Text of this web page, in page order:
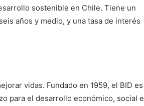
sostenible en Chile. Tiene un
años y medio, y una tasa de interés
vidas. Fundado en 1959, el BID es
para el desarrollo económico, social e